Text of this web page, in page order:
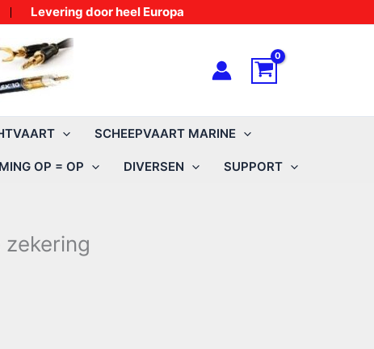
Levering door heel Europa
SCHEEPVAART MARINE
OP = OP DIVERSEN SUPPORT
zekering